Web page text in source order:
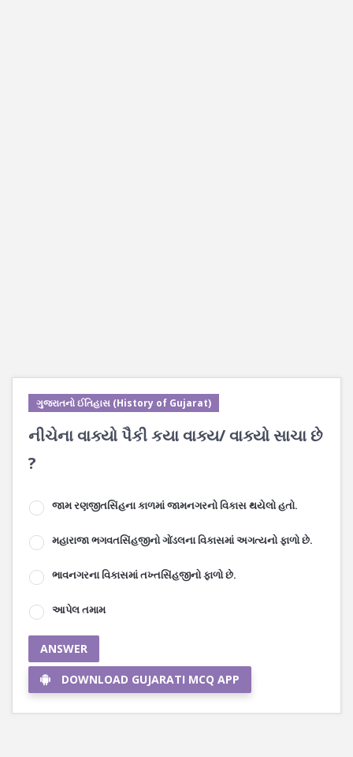
ગુજરાતનો ઈતિહાસ (History of Gujarat)
નીચેના વાક્યો પૈકી કયા વાક્ય/ વાક્યો સાચા છે
?
જામ રણજીતસિંહના કાળમાં જામનગરનો વિકાસ થયેલો હતો.
મહારાજા ભગવતસિંહજીનો ગોંડલના વિકાસમાં અગત્યનો ફાળો છે.
ભાવનગરના વિકાસમાં તખ્તસિંહજીનો ફાળો છે.
આપેલ તમામ
ANSWER
DOWNLOAD GUJARATI MCQ APP